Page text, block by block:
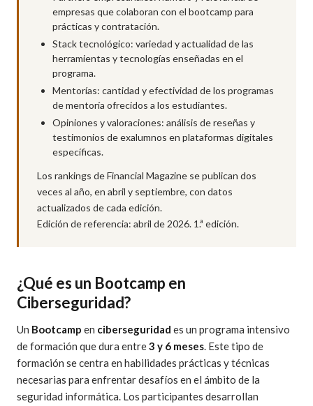
empresas que colaboran con el bootcamp para
prácticas y contratación.
Stack tecnológico: variedad y actualidad de las
herramientas y tecnologías enseñadas en el
programa.
Mentorías: cantidad y efectividad de los programas
de mentoría ofrecidos a los estudiantes.
Opiniones y valoraciones: análisis de reseñas y
testimonios de exalumnos en plataformas digitales
específicas.
Los rankings de Financial Magazine se publican dos
veces al año, en abril y septiembre, con datos
actualizados de cada edición.
Edición de referencia: abril de 2026. 1.ª edición.
¿Qué es un Bootcamp en
Ciberseguridad?
Un Bootcamp en ciberseguridad es un programa intensivo
de formación que dura entre3 y 6 meses. Este tipo de
formación se centra en habilidades prácticas y técnicas
necesarias para enfrentar desafíos en el ámbito de la
seguridad informática. Los participantes desarrollan